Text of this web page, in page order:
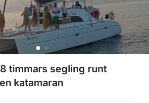
timmars segling runt
katamaran